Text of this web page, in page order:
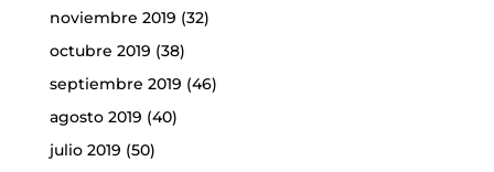
noviembre 2019 (32)
octubre 2019 (38)
septiembre 2019 (46)
agosto 2019 (40)
julio 2019 (50)